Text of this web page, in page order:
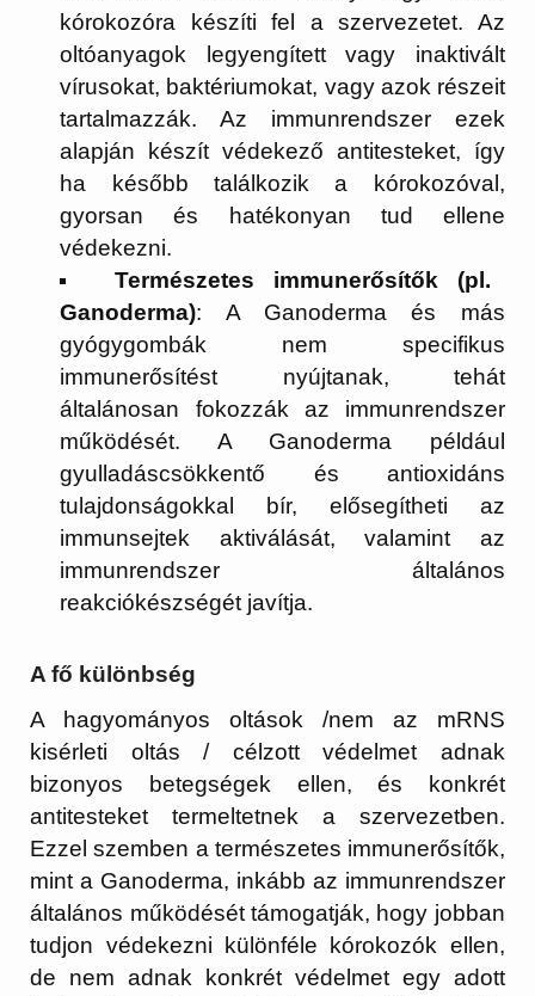
kórokozóra készíti fel a szervezetet. Az
oltóanyagok legyengített vagy inaktivált
vírusokat, baktériumokat, vagy azok részeit
tartalmazzák. Az immunrendszer ezek
alapján készít védekező antitesteket, így
ha később találkozik a kórokozóval,
gyorsan és hatékonyan tud ellene
védekezni.
Természetes immunerősítők (pl.
Ganoderma): A Ganoderma és más
gyógygombák nem specifikus
immunerősítést nyújtanak, tehát
általánosan fokozzák az immunrendszer
működését. A Ganoderma például
gyulladáscsökkentő és antioxidáns
tulajdonságokkal bír, elősegítheti az
immunsejtek aktiválását, valamint az
immunrendszer általános
reakciókészségét javítja.
A fő különbség
A hagyományos oltások /nem az mRNS
kisérleti oltás / célzott védelmet adnak
bizonyos betegségek ellen, és konkrét
antitesteket termeltetnek a szervezetben.
Ezzel szemben a természetes immunerősítők,
mint a Ganoderma, inkább az immunrendszer
általános működését támogatják, hogy jobban
tudjon védekezni különféle kórokozók ellen,
de nem adnak konkrét védelmet egy adott